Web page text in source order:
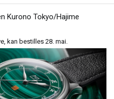
Kurono Tokyo/Hajime
kan bestilles 28. mai.